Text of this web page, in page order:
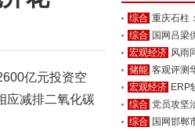
亿元投资空
应减排二氧化碳
综合 重庆石柱
综合 国网吕梁
宏观经济 风雨
储能 客观评测
宏观经济 ERP
综合 党员攻坚
综合 国网邯郸